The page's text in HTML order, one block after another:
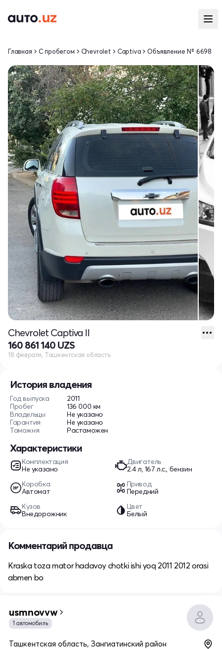
История владения
Год выпуска
2011
Пробег
136 000 км
Владельцы
Не указано
Гарантия
Не указано
Таможня
Растаможен
Характеристики
Комплектация
Не указано
Двигатель
2.4 л, 167 л.с., бензин
Коробка
Автомат
Привод
Передний
Кузов
Внедорожник
Цвет
Белый
Главная С пробегом Chevrolet Captiva Объявление № 6698
Chevrolet Captiva II
160 861 140 UZS
18 февраля, Ташкентская область
Комментарий продавца
Kraska toza mator hadavoy chotki ishi yoq 2011 2012 orasi
abmen bo
usmnovvw
1 автомобиль
Ташкентская область, Зангиатинский район